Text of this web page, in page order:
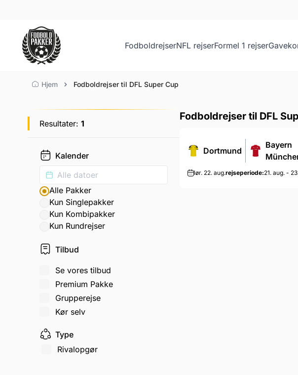
FodboldrejserNFL rejserFormel 1 rejser
Fodboldrejser til DFL Super Cup
Hjem Fodboldrejser til DFL Super Cup
Resultater: 1
Kalender
Alle Pakker
Kun Singlepakker
Kun Kombipakker
Kun Rundrejser
Tilbud
Se vores tilbud
Premium Pakke
Grupperejse
Kør selv
Type
Rivalopgør
Fodboldrejser til DFL
Dortmund
Bayern
lør. 22. aug.rejseperiode:21. aug. -